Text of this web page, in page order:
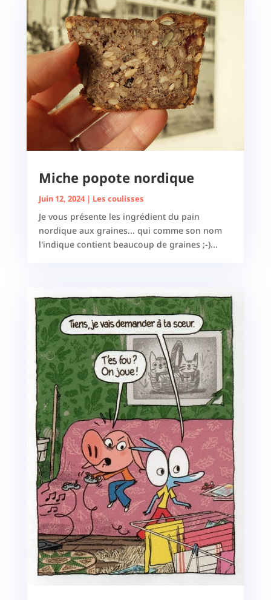
Miche popote nordique
Juin 12, 2024| Les coulisses
Je vous présente les ingrédient du pain
nordique aux graines... qui comme son nom
l'indique contient beaucoup de graines ;-)...